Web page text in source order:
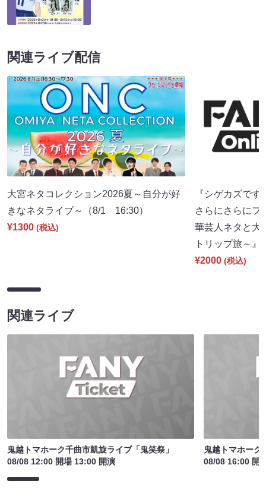
関連ライブ配信
大宮ネタコレクション2026夏～自分が好
きなネタライブ～（8/1 16:30）
¥1300 (税込)
『シゲカズで
さらにさらにフ
華芸人ネタと大
トリップ旅～
¥2000 (税込)
関連ライブ
鬼越トマホーク千曲市凱旋ライブ「鬼笑祭」
08/08 12:00 開場 13:00 開演
鬼越トマホーク
08/08 16:00 開